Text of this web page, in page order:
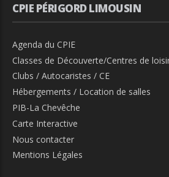
CPIE PÉRIGORD LIMOUSIN
Agenda du CPIE
Classes de Découverte/Centres de
Clubs / Autocaristes / CE
Hébergements / Location de salles
PIB-La Chevêche
Carte Interactive
Nous contacter
Mentions Légales